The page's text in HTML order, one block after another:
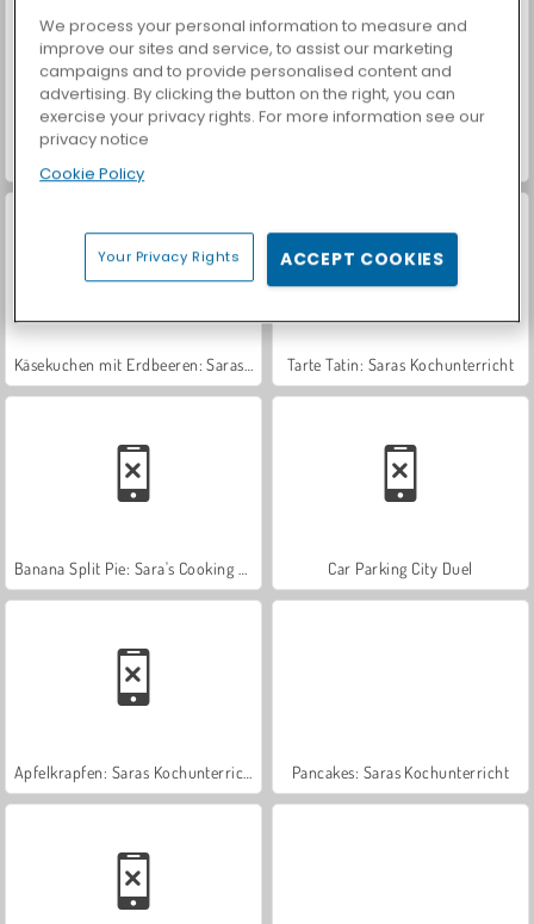
Tarte Tatin: Saras Kochunterricht
Car Parking City Duel
Pancakes: Saras Kochunterricht
We process your personal information to measure and
improve our sites and service, to assist our marketing
campaigns and to provide personalised content and
advertising. By clicking the button on the right, you can
exercise your privacy rights. For more information see our
privacy notice
Cookie Policy
Your Privacy Rights ACCEPT COOKIES